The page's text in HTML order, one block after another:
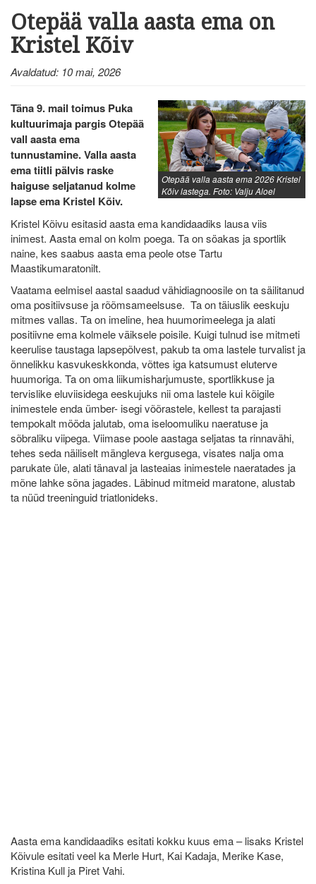
Otepää valla aasta ema on
Kristel Kõiv
Avaldatud: 10 mai, 2026
Otepää valla aasta ema 2026 Kristel
Kõiv lastega. Foto: Valju Aloel
Täna 9. mail toimus Puka
kultuurimaja pargis Otepää
vall aasta ema
tunnustamine. Valla aasta
ema tiitli pälvis raske
haiguse seljatanud kolme
lapse ema Kristel Kõiv.
Kristel Kõivu esitasid aasta ema kandidaadiks lausa viis
inimest. Aasta emal on kolm poega. Ta on söakas ja sportlik
naine, kes saabus aasta ema peole otse Tartu
Maastikumaratonilt.
Vaatama eelmisel aastal saadud vähidiagnoosile on ta säilitanud
oma positiivsuse ja rõõmsameelsuse. Ta on täiuslik eeskuju
mitmes vallas. Ta on imeline, hea huumorimeelega ja alati
positiivne ema kolmele väiksele poisile. Kuigi tulnud ise mitmeti
keerulise taustaga lapsepõlvest, pakub ta oma lastele turvalist ja
õnnelikku kasvukeskkonda, võttes iga katsumust eluterve
huumoriga. Ta on oma liikumisharjumuste, sportlikkuse ja
tervislike eluviisidega eeskujuks nii oma lastele kui kõigile
inimestele enda ümber- isegi võõrastele, kellest ta parajasti
tempokalt mööda jalutab, oma iseloomuliku naeratuse ja
sõbraliku viipega. Viimase poole aastaga seljatas ta rinnavähi,
tehes seda näiliselt mängleva kergusega, visates nalja oma
parukate üle, alati tänaval ja lasteaias inimestele naeratades ja
mõne lahke sõna jagades. Läbinud mitmeid maratone, alustab
ta nüüd treeninguid triatlonideks.
Aasta ema kandidaadiks esitati kokku kuus ema – lisaks Kristel
Kõivule esitati veel ka Merle Hurt, Kai Kadaja, Merike Kase,
Kristina Kull ja Piret Vahi.